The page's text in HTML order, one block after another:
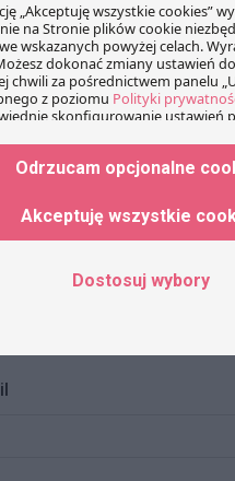
*
Odrzucam opcjonalne
Akceptuję wszystkie
Dostosuj wybory